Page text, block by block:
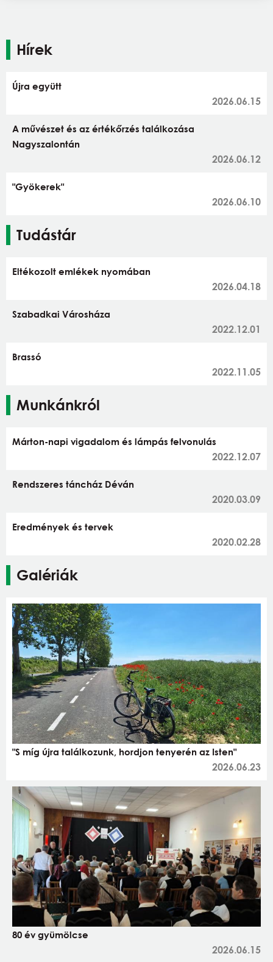
Hírek
Újra együtt
2026.06.15
A művészet és az értékőrzés találkozása
Nagyszalontán
2026.06.12
"Gyökerek"
2026.06.10
Tudástár
Eltékozolt emlékek nyomában
2026.04.18
Szabadkai Városháza
2022.12.01
Brassó
2022.11.05
Munkánkról
Márton-napi vigadalom és lámpás felvonulás
2022.12.07
Rendszeres táncház Déván
2020.03.09
Eredmények és tervek
2020.02.28
Galériák
"S míg újra találkozunk, hordjon tenyerén az Isten"
2026.06.23
80 év gyümölcse
2026.06.15